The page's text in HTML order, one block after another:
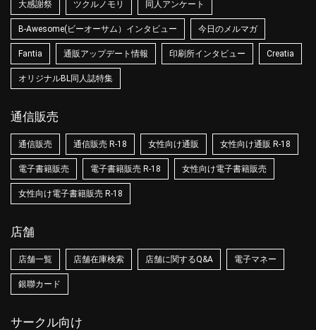
大感謝祭 ツクルノモリ 同人アンケート
B-Awesome(ビーオーサム）インタビュー 今日のメルマガ
Fantia 通販アップデート情報 印刷所インタビュー Creatia
オリジナルBL同人誌特集
通信販売
通信販売 通信販売 R-18 女性向け通販 女性向け通販 R-18
電子書籍販売 電子書籍販売 R-18 女性向け電子書籍販売
女性向け電子書籍販売 R-18
店舗
店舗一覧 店舗在庫検索 店舗に関するQ&A 電子マネー
銀聯カード
サークル向け